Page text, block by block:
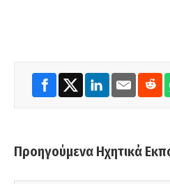
Προηγούμενα Ηχητικά